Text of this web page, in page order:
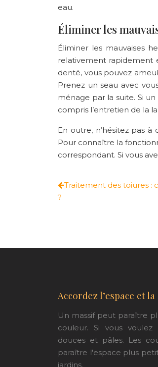
eau.
Éliminer les
Éliminer les mauvaises
relativement rapidement
denté, vous pouvez
Prenez un seau avec
ménage par la suite. Si
compris l’entretien de la
En outre, n’hésitez pas
Pour connaître la
correspondant. Si vous
Traitement des toiures
?
Accordez l’espace et
Un massif peut paraître
couleur. Si vous voulez
douces et pâles. Les
paraître l'espace plus
jardins.